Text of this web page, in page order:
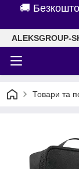
🚚
ALEKSGROUP-
Товари та